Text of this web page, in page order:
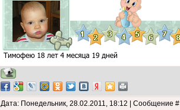
Дата: Понедельник, 28.02.2011, 18:12 | Сообщение #